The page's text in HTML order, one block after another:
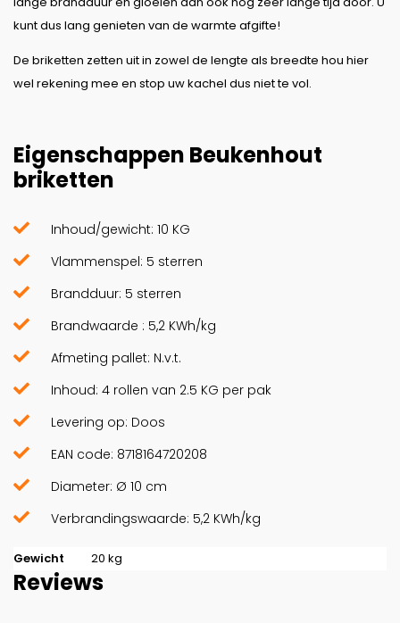
kunt dus lang genieten van de warmte afgifte!
De briketten zetten uit in zowel de lengte als breedte hou hier
wel rekening mee en stop uw kachel dus niet te vol.
Eigenschappen Beukenhout
briketten
Inhoud/gewicht: 10 KG
Vlammenspel: 5 sterren
Brandduur: 5 sterren
Brandwaarde : 5,2 KWh/kg
Afmeting pallet: N.v.t.
Inhoud: 4 rollen van 2.5 KG per pak
Levering op: Doos
EAN code: 8718164720208
Diameter: Ø 10 cm
Verbrandingswaarde: 5,2 KWh/kg
Gewicht 20 kg
Reviews